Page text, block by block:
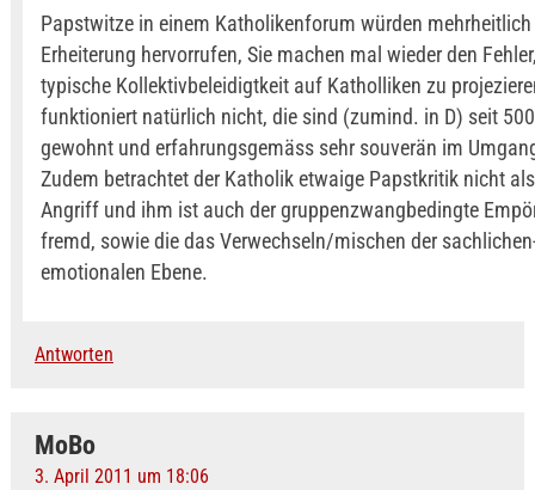
Papstwitze in einem Katholikenforum würden
Erheiterung hervorrufen, Sie machen mal wieder den
typische Kollektivbeleidigtkeit auf Katholliken zu
funktioniert natürlich nicht, die sind (zumind. in D) seit
gewohnt und erfahrungsgemäss sehr souverän im
Zudem betrachtet der Katholik etwaige Papstkritik nicht
Angriff und ihm ist auch der gruppenzwangbedingte
fremd, sowie die das Verwechseln/mischen der
emotionalen Ebene.
Antworten
MoBo
3. April 2011 um 18:06